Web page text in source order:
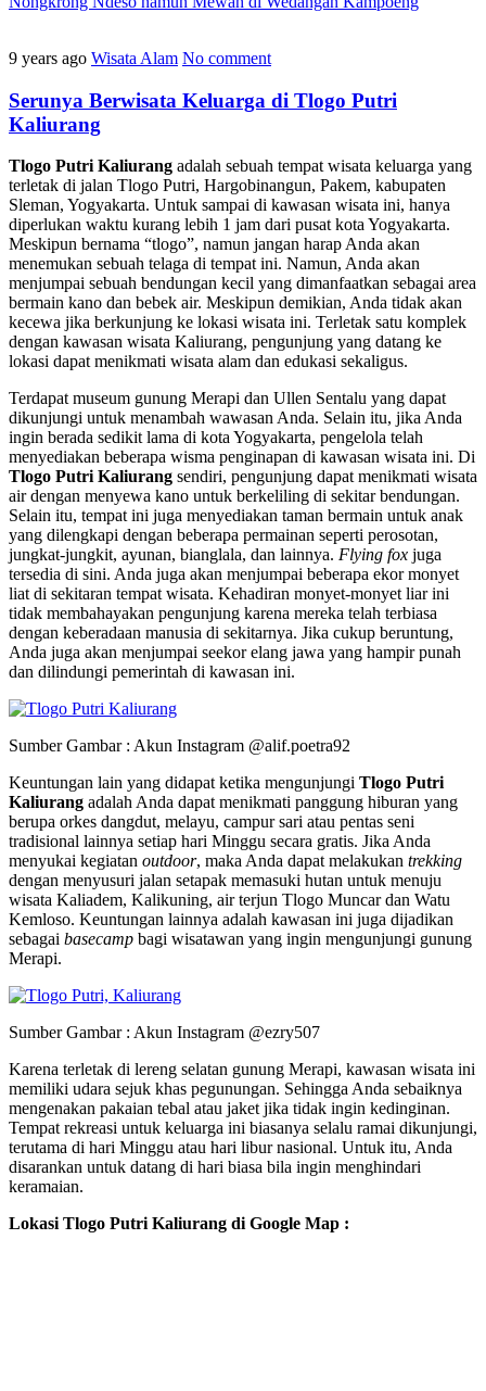
9 years ago Wisata Alam No comment
Serunya Berwisata Keluarga di Tlogo Putri
Kaliurang
Tlogo Putri Kaliurang adalah sebuah tempat wisata keluarga yang
terletak di jalan Tlogo Putri, Hargobinangun, Pakem, kabupaten
Sleman, Yogyakarta. Untuk sampai di kawasan wisata ini, hanya
diperlukan waktu kurang lebih 1 jam dari pusat kota Yogyakarta.
Meskipun bernama “tlogo”, namun jangan harap Anda akan
menemukan sebuah telaga di tempat ini. Namun, Anda akan
menjumpai sebuah bendungan kecil yang dimanfaatkan sebagai area
bermain kano dan bebek air. Meskipun demikian, Anda tidak akan
kecewa jika berkunjung ke lokasi wisata ini. Terletak satu komplek
dengan kawasan wisata Kaliurang, pengunjung yang datang ke
lokasi dapat menikmati wisata alam dan edukasi sekaligus.
Terdapat museum gunung Merapi dan Ullen Sentalu yang dapat
dikunjungi untuk menambah wawasan Anda. Selain itu, jika Anda
ingin berada sedikit lama di kota Yogyakarta, pengelola telah
menyediakan beberapa wisma penginapan di kawasan wisata ini. Di
Tlogo Putri Kaliurang sendiri, pengunjung dapat menikmati wisata
air dengan menyewa kano untuk berkeliling di sekitar bendungan.
Selain itu, tempat ini juga menyediakan taman bermain untuk anak
yang dilengkapi dengan beberapa permainan seperti perosotan,
jungkat-jungkit, ayunan, bianglala, dan lainnya. Flying fox juga
tersedia di sini. Anda juga akan menjumpai beberapa ekor monyet
liat di sekitaran tempat wisata. Kehadiran monyet-monyet liar ini
tidak membahayakan pengunjung karena mereka telah terbiasa
dengan keberadaan manusia di sekitarnya. Jika cukup beruntung,
Anda juga akan menjumpai seekor elang jawa yang hampir punah
dan dilindungi pemerintah di kawasan ini.
Sumber Gambar : Akun Instagram @alif.poetra92
Keuntungan lain yang didapat ketika mengunjungi Tlogo Putri
Kaliurang adalah Anda dapat menikmati panggung hiburan yang
berupa orkes dangdut, melayu, campur sari atau pentas seni
tradisional lainnya setiap hari Minggu secara gratis. Jika Anda
menyukai kegiatan outdoor, maka Anda dapat melakukan trekking
dengan menyusuri jalan setapak memasuki hutan untuk menuju
wisata Kaliadem, Kalikuning, air terjun Tlogo Muncar dan Watu
Kemloso. Keuntungan lainnya adalah kawasan ini juga dijadikan
sebagai basecamp bagi wisatawan yang ingin mengunjungi gunung
Merapi.
Sumber Gambar : Akun Instagram @ezry507
Karena terletak di lereng selatan gunung Merapi, kawasan wisata ini
memiliki udara sejuk khas pegunungan. Sehingga Anda sebaiknya
mengenakan pakaian tebal atau jaket jika tidak ingin kedinginan.
Tempat rekreasi untuk keluarga ini biasanya selalu ramai dikunjungi,
terutama di hari Minggu atau hari libur nasional. Untuk itu, Anda
disarankan untuk datang di hari biasa bila ingin menghindari
keramaian.
Lokasi Tlogo Putri Kaliurang di Google Map :